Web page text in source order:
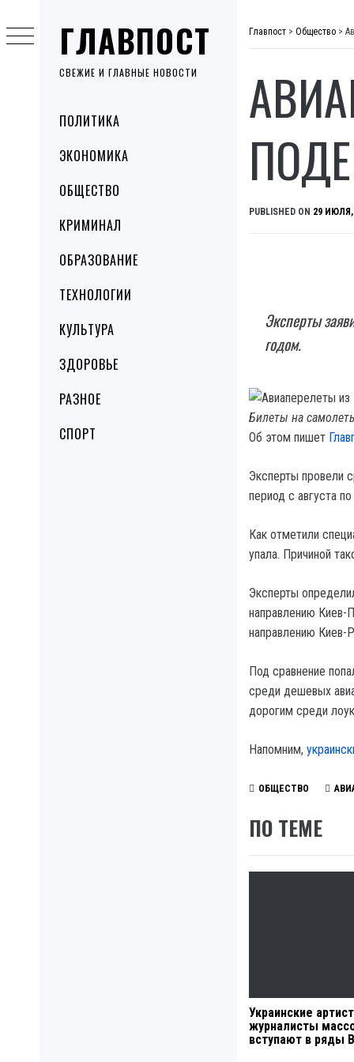
ГЛАВПОСТ
СВЕЖИЕ И ГЛАВНЫЕ НОВОСТИ
MenuПОЛИТИКА
ЭКОНОМИКА
ОБЩЕСТВО
КРИМИНАЛ
ОБРАЗОВАНИЕ
ТЕХНОЛОГИИ
КУЛЬТУРА
ЗДОРОВЬЕ
РАЗНОЕ
СПОРТ
to
content
Главпост > Общество >
PUBLISHED ON 29 ИЮЛЯ,
Эксперты
годом.
Билеты на
Об этом пишет
Эксперты провели
период с августа
Как отметили
упала. Причиной
Эксперты
направлению Киев-
направлению Киев-
Под сравнение
среди дешевых
дорогим среди
Напомним,
ОБЩЕСТВО
ПО ТЕМЕ
Украинские
журналисты
вступают в ряды